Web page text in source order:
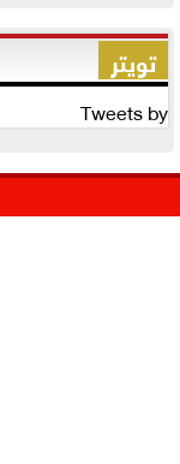
تويتر
Tweets by